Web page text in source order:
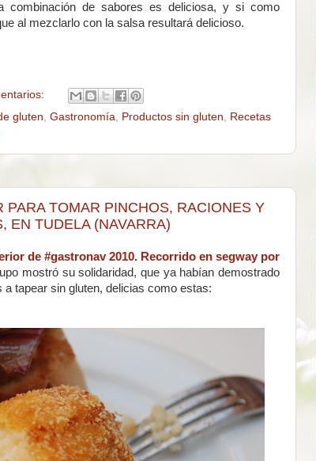
combinación de sabores es deliciosa, y si como
al mezclarlo con la salsa resultará delicioso.
gluten Gastronomía Productos sin gluten
Recetas
PARA TOMAR PINCHOS, RACIONES Y
EN TUDELA (NAVARRA)
de #gastronav 2010. Recorrido en segway por
mostró su solidaridad, que ya habían demostrado
tapear sin gluten, delicias como estas: